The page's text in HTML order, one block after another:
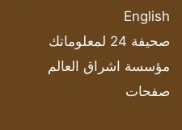
English
صحيفة 24 لمعلوماتك
مؤسسة اشراق العالم
صفحات